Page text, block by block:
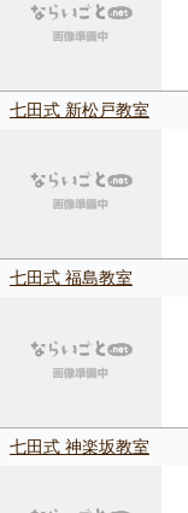
七田式 新松戸教室
七田式 福島教室
七田式 神楽坂教室